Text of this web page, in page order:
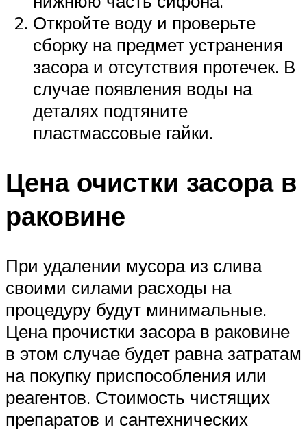
Откройте воду и проверьте
сборку на предмет устранения
засора и отсутствия протечек. В
случае появления воды на
деталях подтяните
пластмассовые гайки.
Цена очистки засора в
раковине
При удалении мусора из слива
своими силами расходы на
процедуру будут минимальные.
Цена прочистки засора в раковине
в этом случае будет равна затратам
на покупку приспособления или
реагентов. Стоимость чистящих
препаратов и сантехнических